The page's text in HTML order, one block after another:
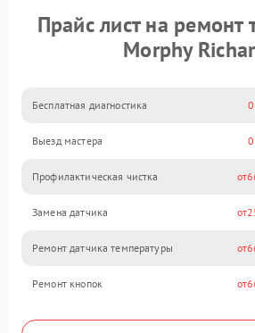
Прайс лист на ремонт
Morphy
Бесплатная диагностика 0
Выезд мастера 0
Профилактическая чистка
Замена датчика
Ремонт датчика температуры
Ремонт кнопок